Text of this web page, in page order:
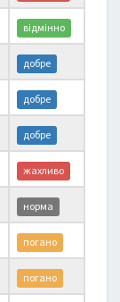
відмінно
добре
добре
добре
жахливо
норма
погано
погано